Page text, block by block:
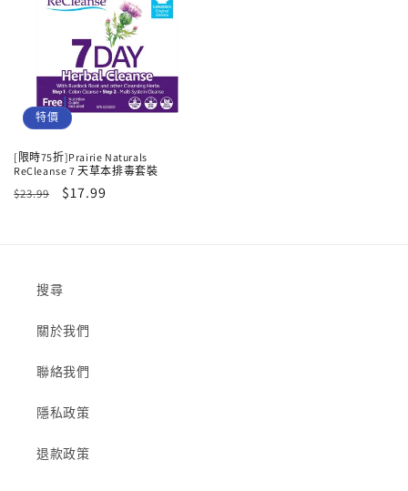
特價
[限時75折]Prairie Naturals
ReCleanse 7 天草本排毒套裝
定
$23.99
售
$17.99
搜尋
關於我們
聯絡我們
隱私政策
退款政策